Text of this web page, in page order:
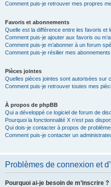
Comment puis-je retrouver mes propres
Favoris et abonnements
Quelle est la différence entre les favoris et
Comment puis-je ajouter aux favoris ou
Comment puis-je m’abonner à un forum
Comment puis-je résilier mes
Pièces jointes
Quelles pièces jointes sont autorisées sur
Comment puis-je retrouver toutes mes
À propos de phpBB
Qui a développé ce logiciel de forum de
Pourquoi la fonctionnalité X n’est pas
Qui dois-je contacter à propos de
Comment puis-je contacter un
Problèmes de connexion et
Pourquoi ai-je besoin de m’inscrire ?